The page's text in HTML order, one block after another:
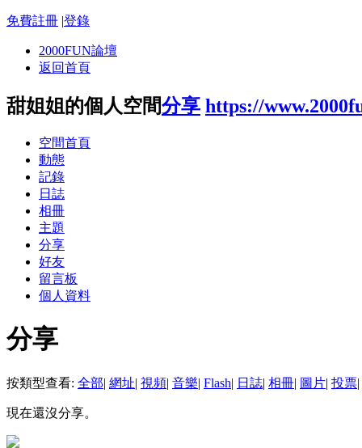
免費註冊 |登錄
2000FUN論壇
返回首頁
甜姐姐的個人空間分享 https://
空間首頁
動態
記錄
日誌
相冊
主題
分享
好友
留言板
個人資料
分享
按類型查看: 全部| 網址| 視頻| 音樂| Flash| 日誌| 相冊| 圖片| 投票|
現在還沒分享。